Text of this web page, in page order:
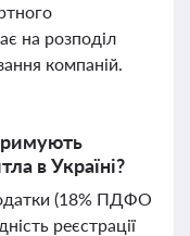
на розподіл
компаній.
в Україні?
(18% ПДФО
реєстрації